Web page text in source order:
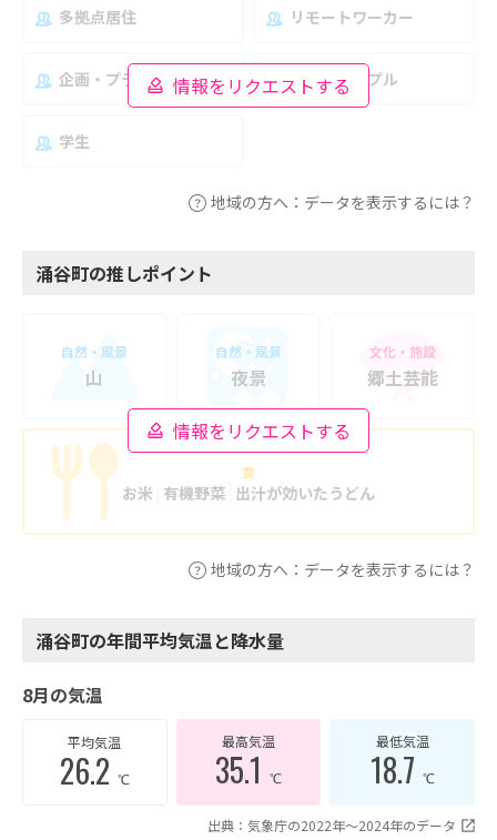
情報をリクエストする
多拠点居住 リモートワーカー
企画・プランナー 夫婦・カップル
学生
地域の方へ：データを表示するには？
涌谷町の推しポイント
情報をリクエストする
自然・風景
山
自然・風景
夜景
文化・施設
郷土芸能
食
お米 有機野菜 出汁が効いたうどん
地域の方へ：データを表示するには？
涌谷町の年間平均気温と降水量
8月の気温
平均気温
26.2 ℃
最高気温
35.1 ℃
最低気温
18.7 ℃
出典：気象庁の2022年〜2024年のデータ